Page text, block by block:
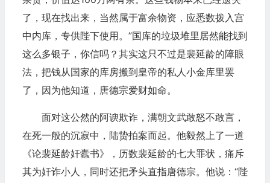
了，现在找出来，当然属于富余物资，应悉数拨入宫
中内库，专供陛下使用。”国库的垃圾堆里居然能找到
这么多银子，你信吗？其实这只不过是裴延龄的障眼
法，把钱从国家的库房搬到皇帝的私人小金库里罢
了，因为他知道，唐德宗爱财如命。
面对这公然的阿谀欺诈，满朝文武敢怒不敢言，
在死一般的沉寂中，陆贽拍案而起。他毅然上了一道
《论裴延龄奸蠹书》，历数裴延龄的七大罪状，痛斥
其为奸诈小人，同时还把矛头直指唐德宗。他说：“陛